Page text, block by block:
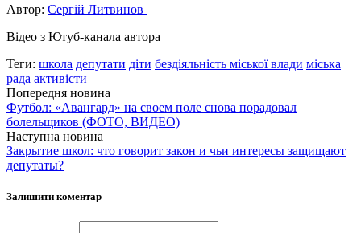
Автор: Сергій Литвинов
Відео з Ютуб-канала автора
Теги: школа депутати діти бездіяльність міської влади міська
рада активісти
Попередня новина
Футбол: «Авангард» на своем поле снова порадовал
болельщиков (ФОТО, ВИДЕО)
Наступна новина
Закрытие школ: что говорит закон и чьи интересы защищают
депутаты?
Залишити коментар